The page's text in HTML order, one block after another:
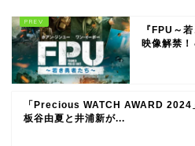
『FPU～
映像解禁
「Precious WATCH AWARD 2024
板谷由夏と井浦新が...